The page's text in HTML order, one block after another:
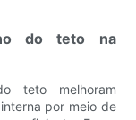
do teto na
teto melhoram
por meio de